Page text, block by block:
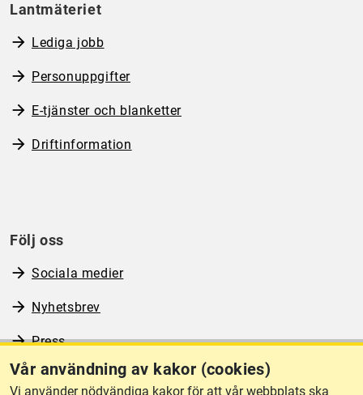
Vår användning av kakor (cookies)
Vi använder nödvändiga kakor för att vår webbplats ska
Lantmäteriet
Lediga jobb
Personuppgifter
E-tjänster och blanketter
Driftinformation
Följ oss
Sociala medier
Nyhetsbrev
Press
RSS